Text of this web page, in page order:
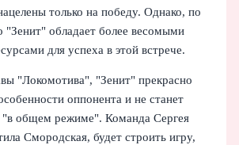
только на победу. Однако, по
"Зенит" обладает более весомыми
для успеха в этой встрече.
"Локомотива", "Зенит" прекрасно
оппонента и не станет
"в общем режиме". Команда Сергея
Смородская, будет строить игру,